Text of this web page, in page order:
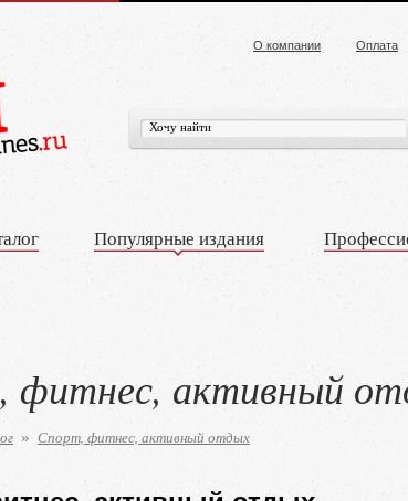
О компании Оплата
Популярные издания
фитнес, активный
» Спорт, фитнес, активный отдых